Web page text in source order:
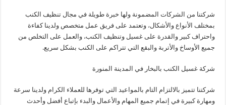
شركتنا من الشركات المضمونة ولها خبرة طويلة في مجال تنظيف الكنب
بمختلف الأنواع والأشكال، وتعتمد على فريق عمل متخصص ولدينا كفاءة
واحتراف كبير والقدرة على غسيل وتنظيف الكنب، والعمل على التخلص من
جميع الأوساخ والأتربة والبقع التي تتراكم على الكنب بشكل سريع.
شركة غسيل الكنب بالبخار في المدينة المنورة
شركتنا تتميز بالالتزام التام بالمواعيد التي توفرها للعملاء الكرام ولدينا سرعة
ومهارة كبيرة في إتمام جميع المهام والأعمال والبدء بإتباع أفضل وأحدث